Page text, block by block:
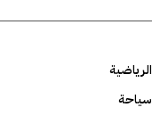
الرياضية
سياحة